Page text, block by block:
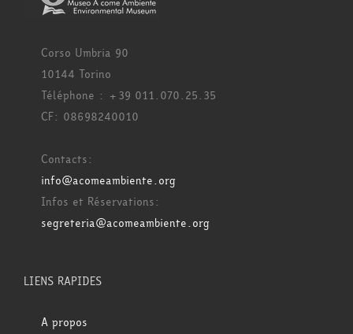
Corso Umbria 90
10144 Torino
Téléphone : +39 011.070.25.35
CF: 08698240010
Contacts:
info@acomeambiente.org
Infos et Réservations:
segreteria@acomeambiente.org
LIENS RAPIDES
A propos